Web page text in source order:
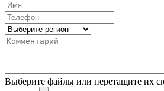
Выберите файлы или перетащите их